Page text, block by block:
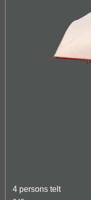
4 persons telt